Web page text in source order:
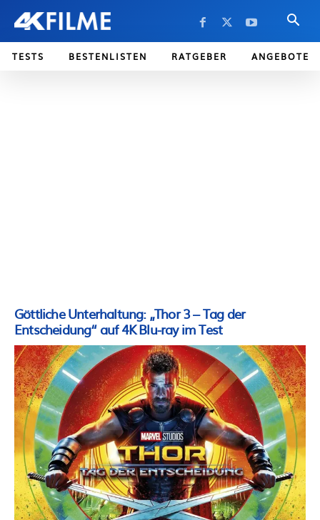
TESTS BESTENLISTEN RATGEBER ANGEBOTE
Göttliche Unterhaltung: „Thor 3 – Tag der
Entscheidung“ auf 4K Blu-ray im Test